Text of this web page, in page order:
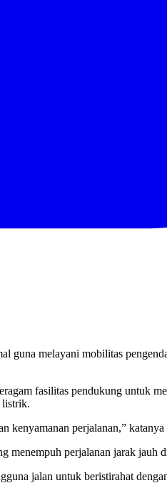
guna melayani mobilitas
fasilitas pendukung untuk
listrik.
kenyamanan perjalanan,”
menempuh perjalanan jarak jauh
jalan untuk beristirahat